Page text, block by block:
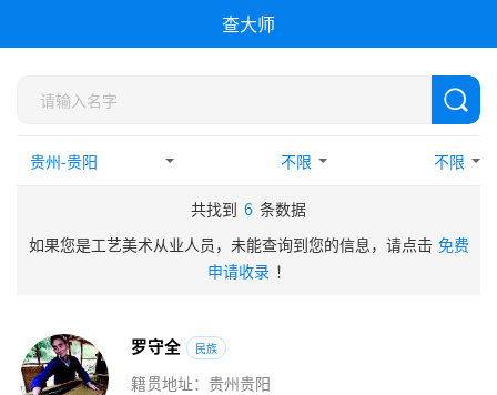
查大师
不限 不限
共找到 6 条数据
如果您是工艺美术从业人员，未能查询到您的信息，请点击 免费
申请收录 ！
罗守全 民族
籍贯地址：贵州贵阳